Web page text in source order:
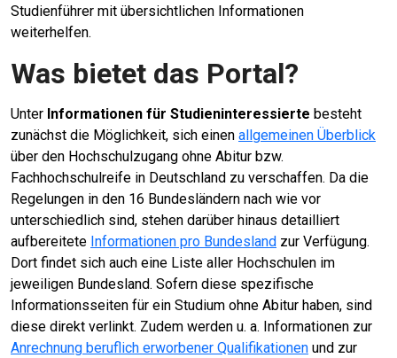
Studienführer mit übersichtlichen Informationen
weiterhelfen.
Was bietet das Portal?
Unter Informationen für Studieninteressierte besteht
zunächst die Möglichkeit, sich einen allgemeinen Überblick
über den Hochschulzugang ohne Abitur bzw.
Fachhochschulreife in Deutschland zu verschaffen. Da die
Regelungen in den 16 Bundesländern nach wie vor
unterschiedlich sind, stehen darüber hinaus detailliert
aufbereitete Informationen pro Bundesland zur Verfügung.
Dort findet sich auch eine Liste aller Hochschulen im
jeweiligen Bundesland. Sofern diese spezifische
Informationsseiten für ein Studium ohne Abitur haben, sind
diese direkt verlinkt. Zudem werden u. a. Informationen zur
Anrechnung beruflich erworbener Qualifikationen und zur